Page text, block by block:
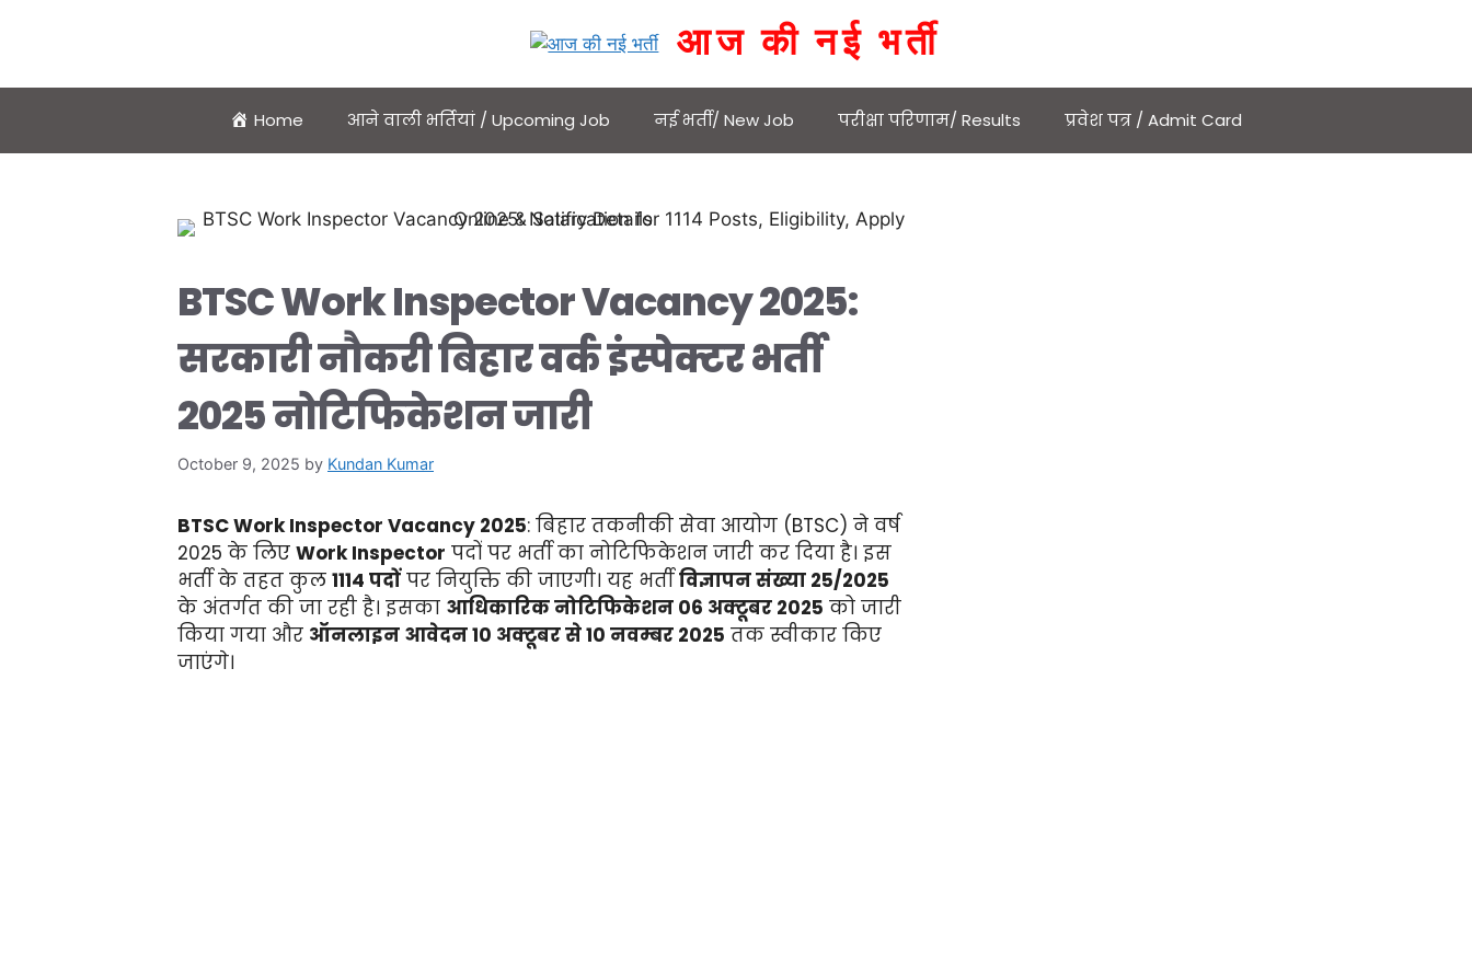
आज की नई भर्ती
Home आने वाली भर्तियां / Upcoming Job नई भर्ती/ New Job परीक्षा परिणाम/ Results प्रवेश पत्र / Admit Card
BTSC Work Inspector Vacancy 2025:
सरकारी नौकरी बिहार वर्क इंस्पेक्टर भर्ती
2025 नोटिफिकेशन जारी
October 9, 2025 by Kundan Kumar
BTSC Work Inspector Vacancy 2025: बिहार तकनीकी सेवा आयोग (BTSC) ने वर्ष
2025 के लिए Work Inspector पदों पर भर्ती का नोटिफिकेशन जारी कर दिया है। इस
भर्ती के तहत कुल 1114 पदों पर नियुक्ति की जाएगी। यह भर्तीविज्ञापन संख्या 25/2025
के अंतर्गत की जा रही है। इसका आधिकारिक नोटिफिकेशन 06 अक्टूबर 2025 को जारी
किया गया और ऑनलाइन आवेदन 10 अक्टूबर से 10 नवम्बर 2025 तक स्वीकार किए
जाएंगे।